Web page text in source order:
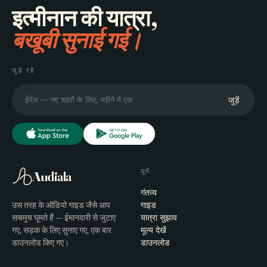
इत्मीनान की यात्रा,
बखूबी सुनाई गई।
जुड़े रहें
जुड़ें
Audiala
उस तरह के ऑडियो गाइड जैसे आप
सचमुच घूमते हैं — ईमानदारी से जुटाए
गए, सड़क के लिए सुनाए गए, एक बार
डाउनलोड किए गए।
घूमें
गंतव्य
गाइड
यात्रा सुझाव
मूल्य देखें
डाउनलोड